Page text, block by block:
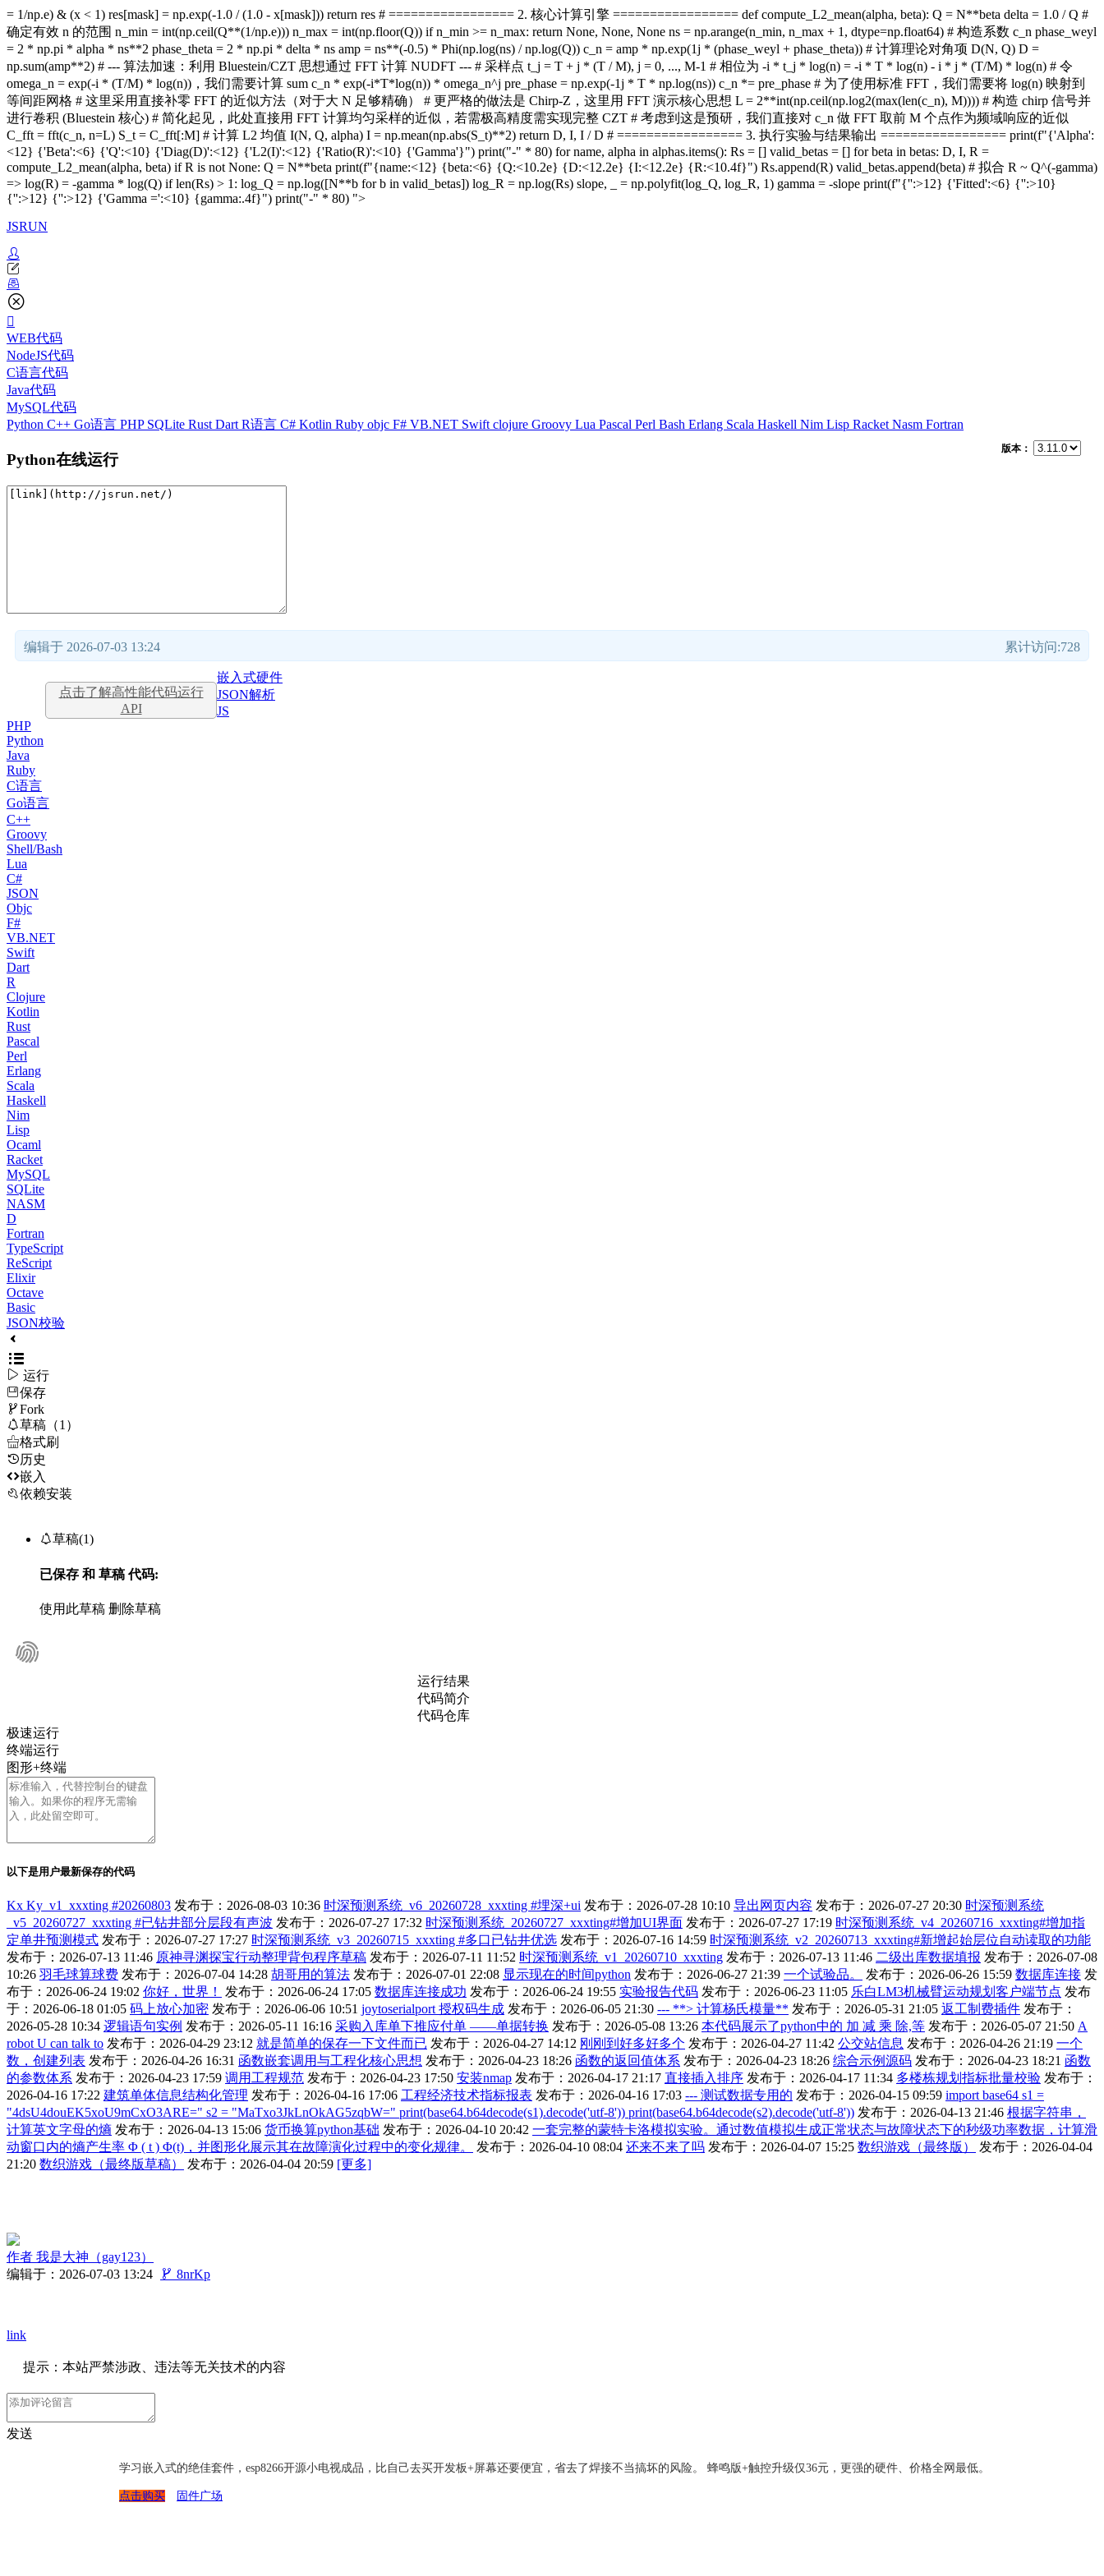
= 1/np.e) & (x < 1) res[mask] = np.exp(-1.0 / (1.0 - x[mask])) return res # ================= 2. 核心计算引擎 ================= def compute_L2_mean(alpha, beta): Q = N**beta delta = 1.0 / Q #
确定有效 n 的范围 n_min = int(np.ceil(Q**(1/np.e))) n_max = int(np.floor(Q)) if n_min >= n_max: return None, None, None ns = np.arange(n_min, n_max + 1, dtype=np.float64) # 构造系数 c_n phase_weyl
= 2 * np.pi * alpha * ns**2 phase_theta = 2 * np.pi * delta * ns amp = ns**(-0.5) * Phi(np.log(ns) / np.log(Q)) c_n = amp * np.exp(1j * (phase_weyl + phase_theta)) # 计算理论对角项 D(N, Q) D =
np.sum(amp**2) # --- 算法加速：利用 Bluestein/CZT 思想通过 FFT 计算 NUDFT --- # 采样点 t_j = T + j * (T / M), j = 0, ..., M-1 # 相位为 -i * t_j * log(n) = -i * T * log(n) - i * j * (T/M) * log(n) # 令
omega_n = exp(-i * (T/M) * log(n))，我们需要计算 sum c_n * exp(-i*T*log(n)) * omega_n^j pre_phase = np.exp(-1j * T * np.log(ns)) c_n *= pre_phase # 为了使用标准 FFT，我们需要将 log(n) 映射到
等间距网格 # 这里采用直接补零 FFT 的近似方法（对于大 N 足够精确） # 更严格的做法是 Chirp-Z，这里用 FFT 演示核心思想 L = 2**int(np.ceil(np.log2(max(len(c_n), M)))) # 构造 chirp 信号并
进行卷积 (Bluestein 核心) # 简化起见，此处直接用 FFT 计算均匀采样的近似，若需极高精度需实现完整 CZT # 考虑到这是预研，我们直接对 c_n 做 FFT 取前 M 个点作为频域响应的近似
C_fft = fft(c_n, n=L) S_t = C_fft[:M] # 计算 L2 均值 I(N, Q, alpha) I = np.mean(np.abs(S_t)**2) return D, I, I / D # ================= 3. 执行实验与结果输出 ================= print(f"{'Alpha':
<12} {'Beta':<6} {'Q':<10} {'Diag(D)':<12} {'L2(I)':<12} {'Ratio(R)':<10} {'Gamma'}") print("-" * 80) for name, alpha in alphas.items(): Rs = [] valid_betas = [] for beta in betas: D, I, R =
compute_L2_mean(alpha, beta) if R is not None: Q = N**beta print(f"{name:<12} {beta:<6} {Q:<10.2e} {D:<12.2e} {I:<12.2e} {R:<10.4f}") Rs.append(R) valid_betas.append(beta) # 拟合 R ~ Q^(-gamma)
=> log(R) = -gamma * log(Q) if len(Rs) > 1: log_Q = np.log([N**b for b in valid_betas]) log_R = np.log(Rs) slope, _ = np.polyfit(log_Q, log_R, 1) gamma = -slope print(f"{'':>12} {'Fitted':<6} {'':>10}
{'':>12} {'':>12} {'Gamma =':<10} {gamma:.4f}") print("-" * 80) ">
JSRUN
WEB代码
NodeJS代码
C语言代码
Java代码
MySQL代码
Python C++ Go语言 PHP SQLite Rust Dart R语言 C# Kotlin Ruby objc F# VB.NET Swift clojure Groovy Lua Pascal Perl Bash Erlang Scala Haskell Nim Lisp Racket Nasm Fortran
Python在线运行
版本：
编辑于 2026-07-03 13:24 累计访问:728
点击了解高性能代码运行
API
嵌入式硬件
JSON解析
JS
PHP
Python
Java
Ruby
C语言
Go语言
C++
Groovy
Shell/Bash
Lua
C#
JSON
Objc
F#
VB.NET
Swift
Dart
R
Clojure
Kotlin
Rust
Pascal
Perl
Erlang
Scala
Haskell
Nim
Lisp
Ocaml
Racket
MySQL
SQLite
NASM
D
Fortran
TypeScript
ReScript
Elixir
Octave
Basic
JSON校验
 运行
保存
Fork
草稿（1）
格式刷
历史
嵌入
依赖安装
草稿(1)
已保存 和 草稿代码:
使用此草稿 删除草稿
运行结果
代码简介
代码仓库
极速运行
终端运行
图形+终端
以下是用户最新保存的代码
Kx Ky_v1_xxxting #20260803 发布于：2026-08-03 10:36 时深预测系统_v6_20260728_xxxting #埋深+ui 发布于：2026-07-28 10:10 导出网页内容 发布于：2026-07-27 20:30 时深预测系统
_v5_20260727_xxxting #已钻井部分层段有声波 发布于：2026-07-27 17:32 时深预测系统_20260727_xxxting#增加UI界面 发布于：2026-07-27 17:19 时深预测系统_v4_20260716_xxxting#增加指
定单井预测模式 发布于：2026-07-27 17:27 时深预测系统_v3_20260715_xxxting #多口已钻井优选 发布于：2026-07-16 14:59 时深预测系统_v2_20260713_xxxting#新增起始层位自动读取的功能
发布于：2026-07-13 11:46 原神寻渊探宝行动整理背包程序草稿 发布于：2026-07-11 11:52 时深预测系统_v1_20260710_xxxting 发布于：2026-07-13 11:46 二级出库数据填报 发布于：2026-07-08
10:26 羽毛球算球费 发布于：2026-07-04 14:28 胡哥用的算法 发布于：2026-07-01 22:08 显示现在的时间python 发布于：2026-06-27 21:39 一个试验品。 发布于：2026-06-26 15:59 数据库连接 发
布于：2026-06-24 19:02 你好，世界！ 发布于：2026-06-24 17:05 数据库连接成功 发布于：2026-06-24 19:55 实验报告代码 发布于：2026-06-23 11:05 乐白LM3机械臂运动规划客户端节点 发布
于：2026-06-18 01:05 码上放心加密 发布于：2026-06-06 10:51 joytoserialport 授权码生成 发布于：2026-06-05 21:30 --- **> 计算杨氏模量** 发布于：2026-05-31 21:05 返工制费插件 发布于：
2026-05-28 10:34 逻辑语句实例 发布于：2026-05-11 16:16 采购入库单下推应付单 ——单据转换 发布于：2026-05-08 13:26 本代码展示了python中的 加 减 乘 除,等 发布于：2026-05-07 21:50 A
robot U can talk to 发布于：2026-04-29 23:12 就是简单的保存一下文件而已 发布于：2026-04-27 14:12 刚刚到好多好多个 发布于：2026-04-27 11:42 公交站信息 发布于：2026-04-26 21:19 一个
数，创建列表 发布于：2026-04-26 16:31 函数嵌套调用与工程化核心思想 发布于：2026-04-23 18:26 函数的返回值体系 发布于：2026-04-23 18:26 综合示例源码 发布于：2026-04-23 18:21 函数
的参数体系 发布于：2026-04-23 17:59 调用工程规范 发布于：2026-04-23 17:50 安装nmap 发布于：2026-04-17 21:17 直接插入排序 发布于：2026-04-17 11:34 多楼栋规划指标批量校验 发布于：
2026-04-16 17:22 建筑单体信息结构化管理 发布于：2026-04-16 17:06 工程经济技术指标报表 发布于：2026-04-16 17:03 --- 测试数据专用的 发布于：2026-04-15 09:59 import base64 s1 =
"4dsU4douEK5xoU9mCxO3ARE=" s2 = "MaTxo3JkLnOkAG5zqbW=" print(base64.b64decode(s1).decode('utf-8')) print(base64.b64decode(s2).decode('utf-8')) 发布于：2026-04-13 21:46 根据字符串，
计算英文字母的熵 发布于：2026-04-13 15:06 货币换算python基础 发布于：2026-04-10 20:42 一套完整的蒙特卡洛模拟实验。通过数值模拟生成正常状态与故障状态下的秒级功率数据，计算滑
动窗口内的熵产生率 Φ ( t ) Φ(t)，并图形化展示其在故障演化过程中的变化规律。
发布于：2026-04-10 08:04 还来不来了吗 发布于：2026-04-07 15:25 数织游戏（最终版）
发布于：2026-04-04
21:20 数织游戏（最终版草稿） 发布于：2026-04-04 20:59 [更多]
作者 我是大神（gay123）
编辑于：2026-07-03 13:24
 8nrKp
link
提示：本站严禁涉政、违法等无关技术的内容
发送
学习嵌入式的绝佳套件，esp8266开源小电视成品，比自己去买开发板+屏幕还要便宜，省去了焊接不当搞坏的风险。 蜂鸣版+触控升级仅36元，更强的硬件、价格全网最低。
点击购买 固件广场